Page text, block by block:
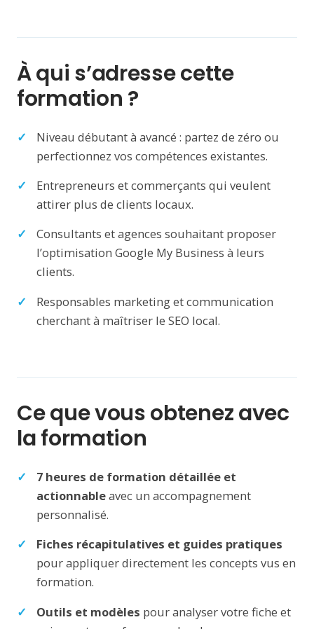
À qui s’adresse cette
formation ?
Niveau débutant à avancé : partez de zéro ou
perfectionnez vos compétences existantes.
Entrepreneurs et commerçants qui veulent
attirer plus de clients locaux.
Consultants et agences souhaitant proposer
l’optimisation Google My Business à leurs
clients.
Responsables marketing et communication
cherchant à maîtriser le SEO local.
Ce que vous obtenez avec
la formation
7 heures de formation détaillée et
actionnableavec un accompagnement
personnalisé.
Fiches récapitulatives et guides pratiques
pour appliquer directement les concepts vus en
formation.
Outils et modèles pour analyser votre fiche et